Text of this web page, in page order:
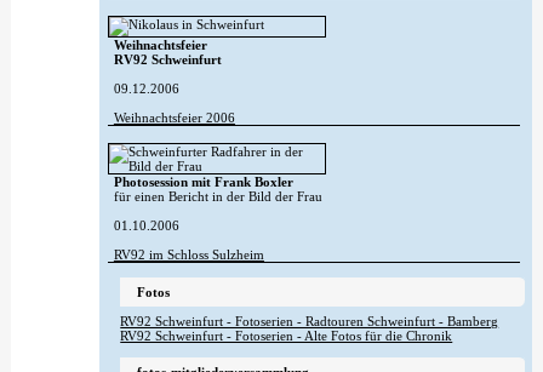
Weihnachtsfeier
RV92 Schweinfurt
09.12.2006
Weihnachtsfeier 2006
Photosession mit Frank Boxler
für einen Bericht in der Bild der Frau
01.10.2006
RV92 im Schloss Sulzheim
Fotos
RV92 Schweinfurt - Fotoserien - Radtouren Schweinfurt - Bamberg
RV92 Schweinfurt - Fotoserien - Alte Fotos für die Chronik